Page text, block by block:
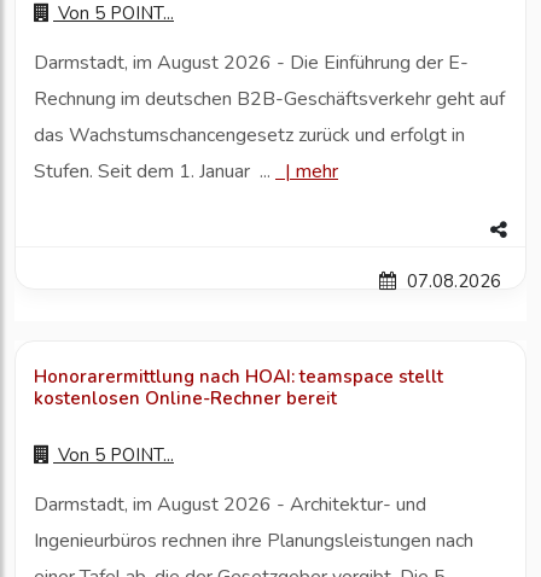
Von 5 POINT...
Darmstadt, im August 2026 - Die Einführung der E-
Rechnung im deutschen B2B-Geschäftsverkehr geht auf
das Wachstumschancengesetz zurück und erfolgt in
Stufen. Seit dem 1. Januar ...
| mehr
07.08.2026
Honorarermittlung nach HOAI: teamspace stellt
kostenlosen Online-Rechner bereit
Von 5 POINT...
Darmstadt, im August 2026 - Architektur- und
Ingenieurbüros rechnen ihre Planungsleistungen nach